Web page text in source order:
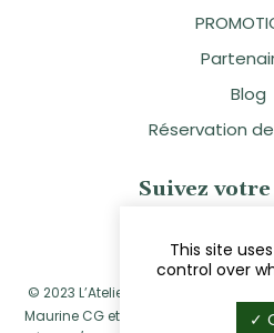
Blog
Réservation
Suivez
© 2023 L’Atelier Naturellement Vôtre
Maurine CGet Mentions
This site
control over